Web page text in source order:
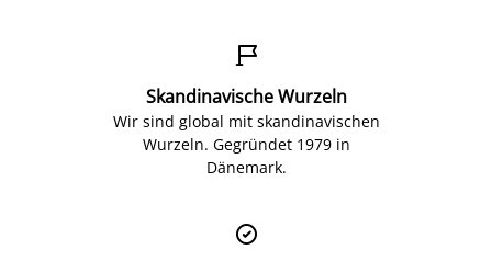

Skandinavische Wurzeln
Wir sind global mit skandinavischen
Wurzeln. Gegründet 1979 in
Dänemark.
